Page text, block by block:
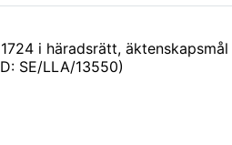
i häradsrätt,
SE/LLA/13550)